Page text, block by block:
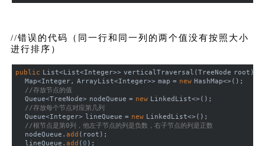
//错误的代码（同一行和同一列的两个值没有按照大小
进行排序）
public List<List<Integer>> verticalTraversal(TreeNode root) {
Map<Integer, ArrayList<Integer>> map = new HashMap<>();
//存放节点的值
Queue<TreeNode> nodeQueue = new LinkedList<>();
//存放每个节点对应第几列
Queue<Integer> lineQueue = new LinkedList<>();
//根节点是第0列，他左子节点的列是负数，右子节点的列是正数
nodeQueue. add (root);
lineQueue. add (0 );